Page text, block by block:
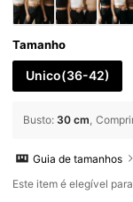
Tamanho
Unico(36-42)
Busto: 30 cm
Guia de tamanhos
Este item é elegível para